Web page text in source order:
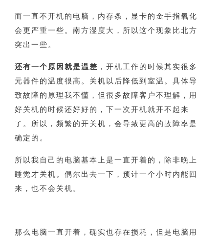
而一直不开机的电脑，内存条，显卡的金手指氧化
会更严重一些。南方湿度大，所以这个现象比北方
突出一些。
还有一个原因就是温差 ，开机工作的时候其实很多
元器件的温度很高。关机以后降低到室温。具体导
致故障的原理我不懂，但很多故障客户不理解，用
好关机的时候还好好的，下一次开机就开不起来
了。所以，频繁的开关机，会导致更高的故障率是
确定的。
所以我自己的电脑基本上是一直开着的，除非晚上
睡觉才关机。偶尔出去一下，预计一个小时内能回
来，也不会关机。
那么电脑一直开着，确实也存在损耗，但是电脑用